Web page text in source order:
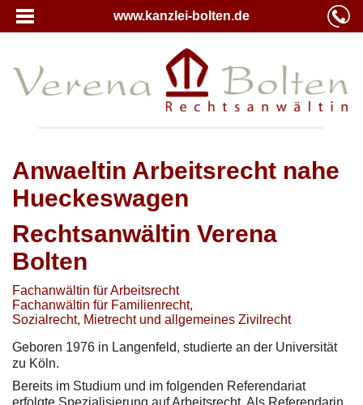
www.kanzlei-bolten.de
Anwaeltin Arbeitsrecht nahe
Hueckeswagen
Rechtsanwältin Verena
Bolten
Fachanwältin für Arbeitsrecht
Fachanwältin für Familienrecht,
Sozialrecht, Mietrecht und allgemeines Zivilrecht
Geboren 1976 in Langenfeld, studierte an der Universität
zu Köln.
Bereits im Studium und im folgenden Referendariat
erfolgte Spezialisierung auf Arbeitsrecht. Als Referendarin